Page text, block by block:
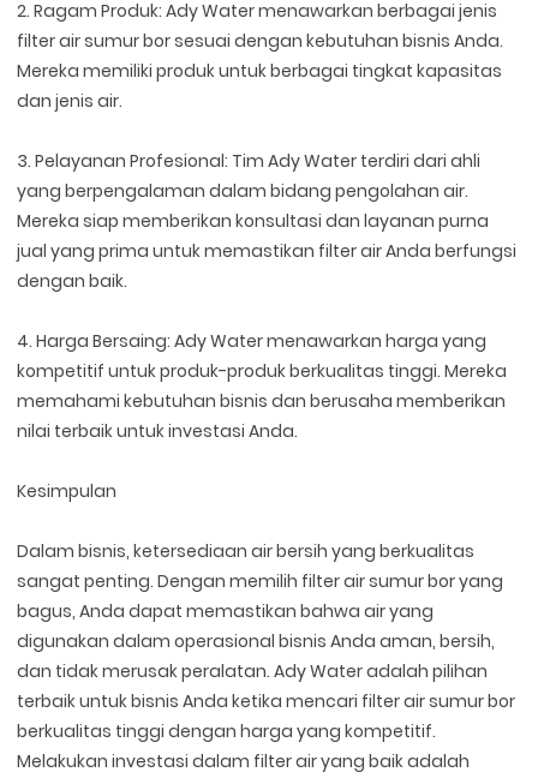
2. Ragam Produk: Ady Water menawarkan berbagai jenis
filter air sumur bor sesuai dengan kebutuhan bisnis Anda.
Mereka memiliki produk untuk berbagai tingkat kapasitas
dan jenis air.
3. Pelayanan Profesional: Tim Ady Water terdiri dari ahli
yang berpengalaman dalam bidang pengolahan air.
Mereka siap memberikan konsultasi dan layanan purna
jual yang prima untuk memastikan filter air Anda berfungsi
dengan baik.
4. Harga Bersaing: Ady Water menawarkan harga yang
kompetitif untuk produk-produk berkualitas tinggi. Mereka
memahami kebutuhan bisnis dan berusaha memberikan
nilai terbaik untuk investasi Anda.
Kesimpulan
Dalam bisnis, ketersediaan air bersih yang berkualitas
sangat penting. Dengan memilih filter air sumur bor yang
bagus, Anda dapat memastikan bahwa air yang
digunakan dalam operasional bisnis Anda aman, bersih,
dan tidak merusak peralatan. Ady Water adalah pilihan
terbaik untuk bisnis Anda ketika mencari filter air sumur bor
berkualitas tinggi dengan harga yang kompetitif.
Melakukan investasi dalam filter air yang baik adalah